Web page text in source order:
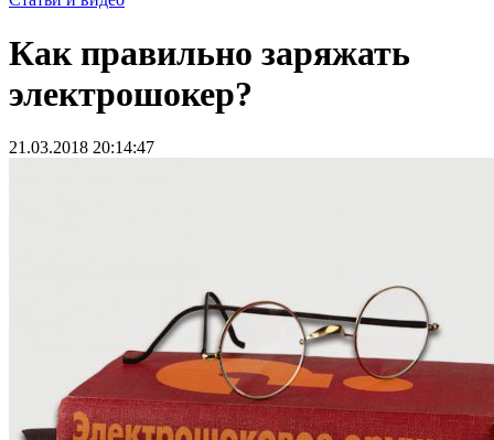
Как правильно заряжать
электрошокер?
21.03.2018 20:14:47